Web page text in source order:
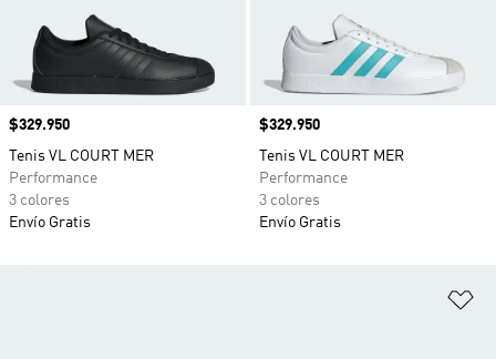
Precio
$329.950
Tenis VL COURT MER
Performance
3 colores
Envío Gratis
Precio
$329.950
Tenis VL COURT MER
Performance
3 colores
Envío Gratis